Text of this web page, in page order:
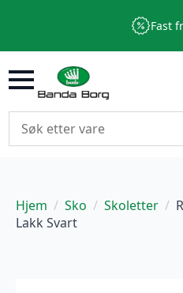
Fast
Hjem Sko Skoletter
Lakk Svart